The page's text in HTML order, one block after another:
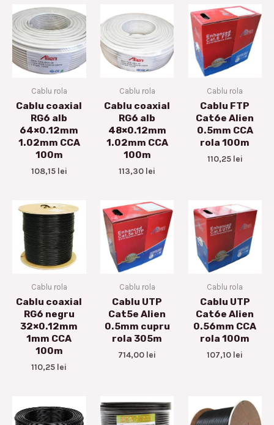
Cablu rola
Cablu coaxial
RG6 alb
64×0.12mm
1.02mm CCA
100m
108,15 lei
Cablu rola
Cablu coaxial
RG6 alb
48×0.12mm
1.02mm CCA
100m
113,30 lei
Cablu rola
Cablu FTP
Cat6e Alien
0.5mm CCA
rola 100m
110,25 lei
Cablu rola
Cablu coaxial
RG6 negru
32×0.12mm
1mm CCA
100m
110,25 lei
Cablu rola
Cablu UTP
Cat5e Alien
0.5mm cupru
rola 305m
714,00 lei
Cablu rola
Cablu UTP
Cat6e Alien
0.56mm CCA
rola 100m
107,10 lei